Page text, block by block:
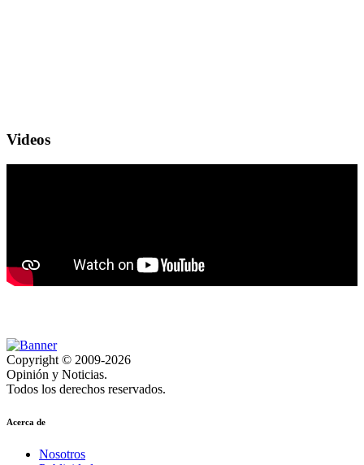
Videos
Copyright © 2009-2026
Opinión y Noticias.
Todos los derechos reservados.
Acerca de
Nosotros